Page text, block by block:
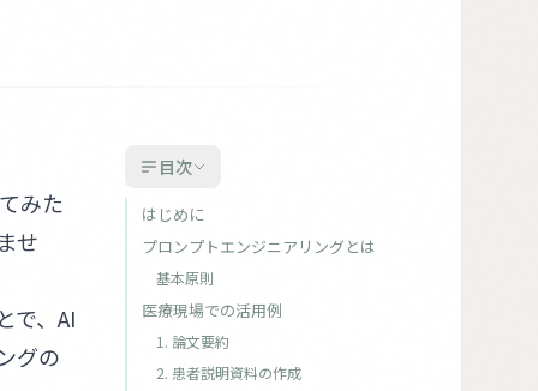
みた
せ
で、AI
グの
目次
はじめに
プロンプトエンジニアリングとは
基本原則
医療現場での活用例
1. 論文要約
2. 患者説明資料の作成